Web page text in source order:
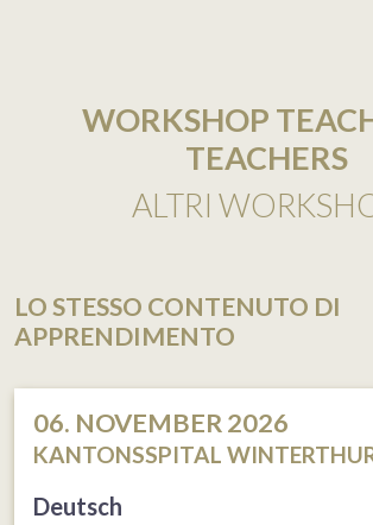
WORKSHOP
TEACHERS
ALTRI
LO STESSO CONTENUTO DI
APPRENDIMENTO
06. NOVEMBER 2026
KANTONSSPITAL
Deutsch